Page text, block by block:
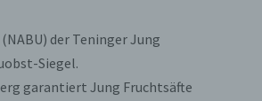
der Teninger Jung
Siegel.
garantiert Jung Fruchtsäfte